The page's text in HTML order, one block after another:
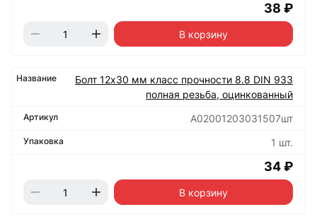
38 ₽
В корзину
Болт 12х30 мм класс прочности 8.8 DIN 933
полная резьба, оцинкованный
А02001203031507шт
1 шт.
34 ₽
В корзину